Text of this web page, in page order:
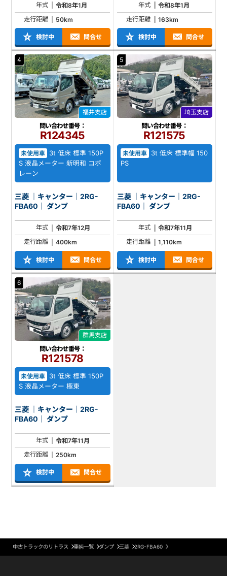
年式
令和8年1月
走行距離
50km
検討中 問合せ
年式
令和8年1月
走行距離
163km
検討中 問合せ
4
福井支店
問い合わせ番号：
R124345
未使用車
3t 低床 標準 150P
S 液晶メーター 新明和 コボ
レーン
三菱 ｜キャンター｜2RG-
FBA60｜ ダンプ
年式
令和7年12月
走行距離
400km
検討中 問合せ
5
埼玉支店
問い合わせ番号：
R121575
未使用車 3t 低床 標準幅 150
PS
三菱 ｜キャンター｜2RG-
FBA60｜ ダンプ
年式
令和7年11月
走行距離
1,110km
検討中 問合せ
6
群馬支店
問い合わせ番号：
R121578
未使用車
3t 低床 標準 150P
S 液晶メーター 極東
三菱 ｜キャンター｜2RG-
FBA60｜ ダンプ
年式
令和7年11月
走行距離
250km
検討中 問合せ
中古トラックのリトラス 車輌一覧 ダンプ 三菱 2RG-FBA60